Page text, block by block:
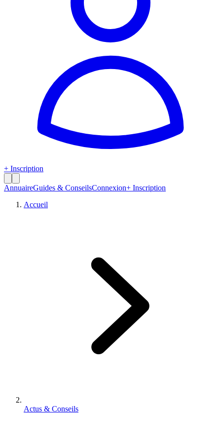
+ Inscription
AnnuaireGuides & ConseilsConnexion+ Inscription
Accueil
Actus & Conseils